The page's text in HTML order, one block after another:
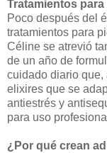
Tratamientos
Poco después del
tratamientos para
Céline se atrevió
de un año de
cuidado diario que,
elixires que se
antiestrés y
para uso
¿Por qué crean